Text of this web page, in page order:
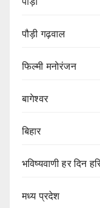
पौड़ी गढ़वाल
फिल्मी मनोरंजन
बागेश्वर
बिहार
भविष्यवाणी हर दिन
मध्य प्रदेश